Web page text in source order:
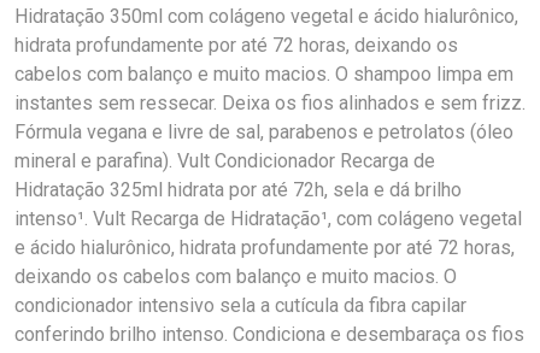
Hidratação 350ml com colágeno vegetal e ácido hialurônico,
hidrata profundamente por até 72 horas, deixando os
cabelos com balanço e muito macios. O shampoo limpa em
instantes sem ressecar. Deixa os fios alinhados e sem frizz.
Fórmula vegana e livre de sal, parabenos e petrolatos (óleo
mineral e parafina). Vult Condicionador Recarga de
Hidratação 325ml hidrata por até 72h, sela e dá brilho
intenso¹. Vult Recarga de Hidratação¹, com colágeno vegetal
e ácido hialurônico, hidrata profundamente por até 72 horas,
deixando os cabelos com balanço e muito macios. O
condicionador intensivo sela a cutícula da fibra capilar
conferindo brilho intenso. Condiciona e desembaraça os fios